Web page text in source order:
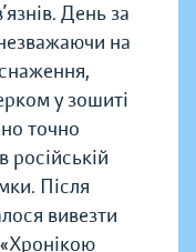
День за
на
у зошиті
точно
російській
Після
вивезти
«Хронікою